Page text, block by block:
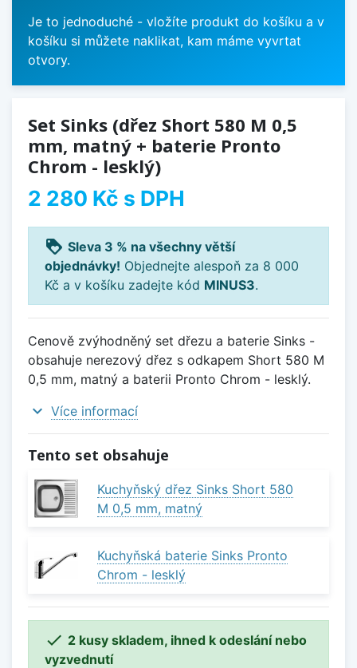
Je to jednoduché - vložíte produkt do košíku a v
košíku si můžete naklikat, kam máme vyvrtat
otvory.
Set Sinks (dřez Short 580 M 0,5
mm, matný + baterie Pronto
Chrom - lesklý)
2 280 Kč s DPH
loyalty Sleva 3 % na všechny větší
objednávky! Objednejte alespoň za 8 000
Kč a v košíku zadejte kód MINUS3.
Cenově zvýhodněný set dřezu a baterie Sinks -
obsahuje nerezový dřez s odkapem Short 580 M
0,5 mm, matný a baterii Pronto Chrom - lesklý.
expand_more Více informací
Tento set obsahuje
Kuchyňský dřez Sinks Short 580
M 0,5 mm, matný
Kuchyňská baterie Sinks Pronto
Chrom - lesklý
 2 kusy skladem, ihned k odeslání nebo
vyzvednutí